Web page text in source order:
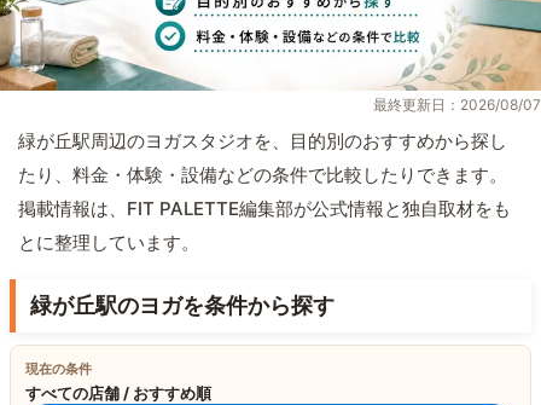
最終更新日：2026/08/07
緑が丘駅周辺のヨガスタジオを、目的別のおすすめから探し
たり、料金・体験・設備などの条件で比較したりできます。
掲載情報は、FIT PALETTE編集部が公式情報と独自取材をも
とに整理しています。
緑が丘駅のヨガを条件から探す
現在の条件
すべての店舗 / おすすめ順